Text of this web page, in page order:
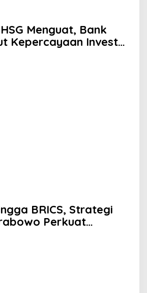
Menguat, Bank
Kepercayaan Investor
BRICS, Strategi
Perkuat